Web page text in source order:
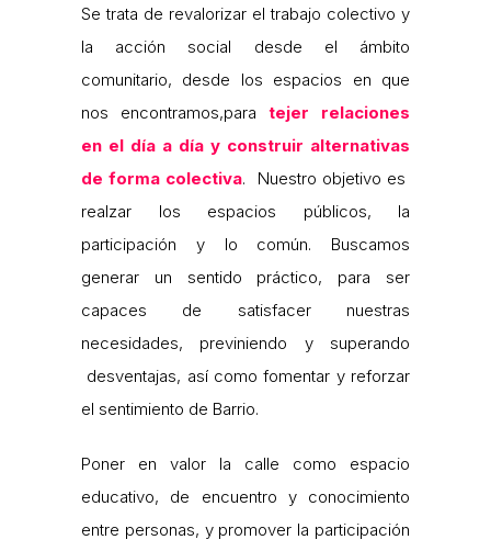
Se trata de revalorizar el trabajo colectivo y
la acción social desde el ámbito
comunitario, desde los espacios en que
nos encontramos,para tejer relaciones
en el día a día y construir alternativas
de forma colectiva. Nuestro objetivo es
realzar los espacios públicos, la
participación y lo común. Buscamos
generar un sentido práctico, para ser
capaces de satisfacer nuestras
necesidades, previniendo y superando
desventajas, así como fomentar y reforzar
el sentimiento de Barrio.
Poner en valor la calle como espacio
educativo, de encuentro y conocimiento
entre personas, y promover la participación